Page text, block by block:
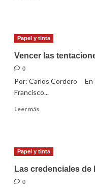
Papa
con
los
Papel y tinta
Vencer las
0
Por: Carlos Cordero En
Francisco...
Leer másLeer
las
tentaciones
Papel y tinta
Las credenciales de
0